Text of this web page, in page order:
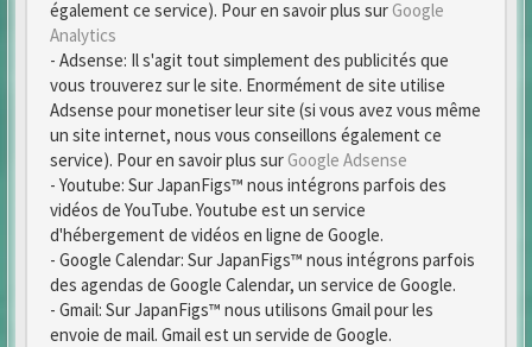
également ce service). Pour en savoir plus sur Google
Analytics
- Adsense: Il s'agit tout simplement des publicités que
vous trouverez sur le site. Enormément de site utilise
Adsense pour monetiser leur site (si vous avez vous même
un site internet, nous vous conseillons également ce
service). Pour en savoir plus sur Google Adsense
- Youtube: Sur JapanFigs™ nous intégrons parfois des
vidéos de YouTube. Youtube est un service
d'hébergement de vidéos en ligne de Google.
- Google Calendar: Sur JapanFigs™ nous intégrons parfois
des agendas de Google Calendar, un service de Google.
- Gmail: Sur JapanFigs™ nous utilisons Gmail pour les
envoie de mail. Gmail est un servide de Google.